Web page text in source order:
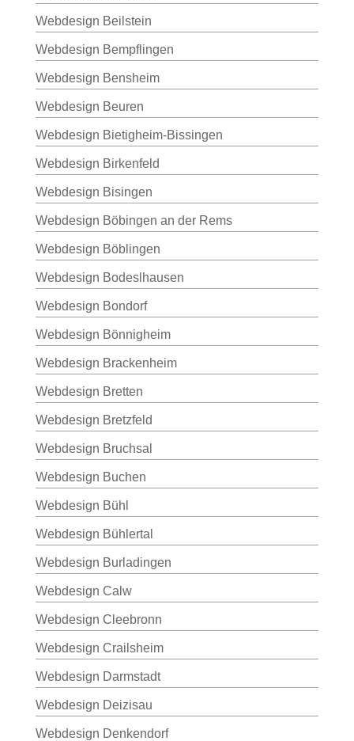
Webdesign Beilstein
Webdesign Bempflingen
Webdesign Bensheim
Webdesign Beuren
Webdesign Bietigheim-Bissingen
Webdesign Birkenfeld
Webdesign Bisingen
Webdesign Böbingen an der Rems
Webdesign Böblingen
Webdesign Bodeslhausen
Webdesign Bondorf
Webdesign Bönnigheim
Webdesign Brackenheim
Webdesign Bretten
Webdesign Bretzfeld
Webdesign Bruchsal
Webdesign Buchen
Webdesign Bühl
Webdesign Bühlertal
Webdesign Burladingen
Webdesign Calw
Webdesign Cleebronn
Webdesign Crailsheim
Webdesign Darmstadt
Webdesign Deizisau
Webdesign Denkendorf